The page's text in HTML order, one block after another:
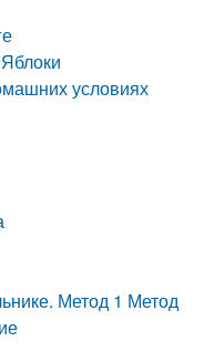
условиях
Метод 1 Метод